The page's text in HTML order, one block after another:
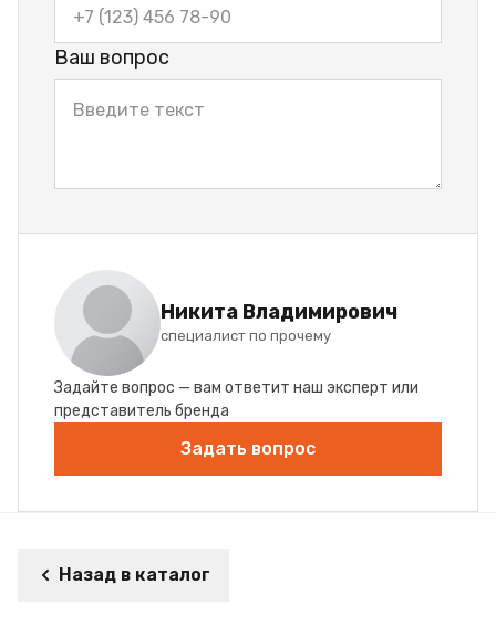
Ваш вопрос
Никита Владимирович
специалист по прочему
Задайте вопрос — вам ответит наш эксперт или
представитель бренда
Задать вопрос
Назад в каталог